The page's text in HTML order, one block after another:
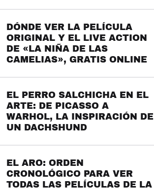
DÓNDE VER LA PELÍCULA
ORIGINAL Y EL LIVE ACTION
DE «LA NIÑA DE LAS
CAMELIAS», GRATIS ONLINE
EL PERRO SALCHICHA EN EL
ARTE: DE PICASSO A
WARHOL, LA INSPIRACIÓN DE
UN DACHSHUND
EL ARO: ORDEN
CRONOLÓGICO PARA VER
TODAS LAS PELÍCULAS DE LA